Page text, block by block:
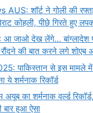
शॉर्ट ने गोली की
कोहली, पीछे गिरते हुए
आ जाओ देख लेंगे… बांग्लादेश
की बात करने लगे शोएब
पाकिस्तान से इस मामले में
ये शर्मनाक रिकॉर्ड
का शर्मनाक वर्ल्ड
बार हुआ ऐसा